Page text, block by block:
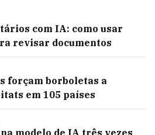
com IA: como usar
revisar documentos
forçam borboletas a
em 105 países
modelo de IA três vezes